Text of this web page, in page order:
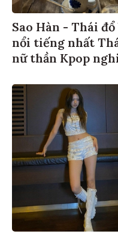
Sao Hàn - Thái
nổi tiếng nhất
nữ thần Kpop